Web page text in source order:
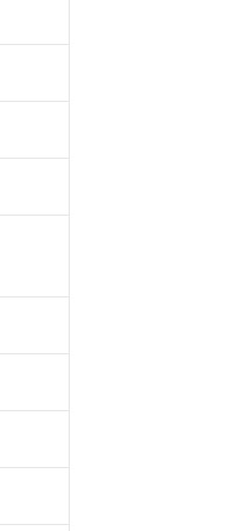
って非含有を証明するも
応完了までの期間は出
特段のことがない限り、